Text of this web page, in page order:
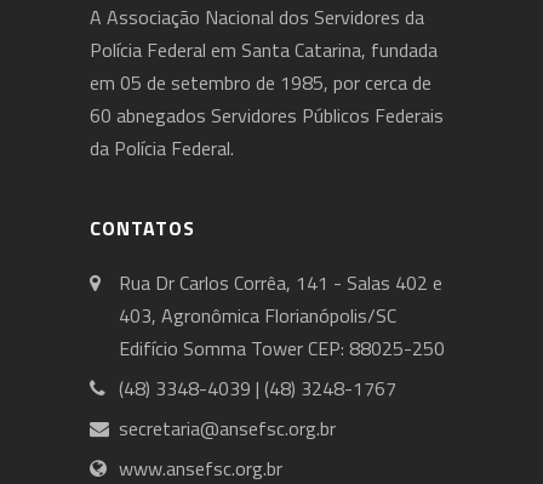
A Associação Nacional dos Servidores da
Polícia Federal em Santa Catarina, fundada
em 05 de setembro de 1985, por cerca de
60 abnegados Servidores Públicos Federais
da Polícia Federal.
CONTATOS
Rua Dr Carlos Corrêa, 141 - Salas 402 e
403, Agronômica Florianópolis/SC
Edifício Somma Tower CEP: 88025-250
(48) 3348-4039 | (48) 3248-1767
secretaria@ansefsc.org.br
www.ansefsc.org.br